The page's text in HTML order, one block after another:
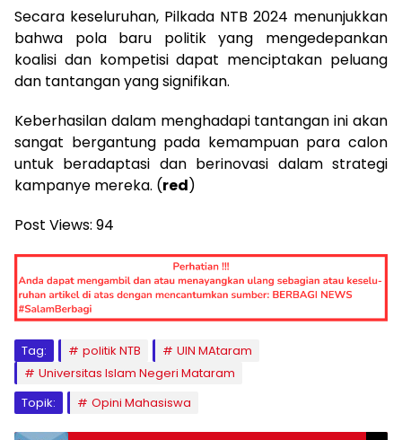
Secara keseluruhan, Pilkada NTB 2024 menunjukkan
bahwa pola baru politik yang mengedepankan
koalisi dan kompetisi dapat menciptakan peluang
dan tantangan yang signifikan.
Keberhasilan dalam menghadapi tantangan ini akan
sangat bergantung pada kemampuan para calon
untuk beradaptasi dan berinovasi dalam strategi
kampanye mereka. (red)
Post Views: 94
Tag: politik NTB
UIN MAtaram
Universitas Islam Negeri Mataram
Topik:
Opini Mahasiswa